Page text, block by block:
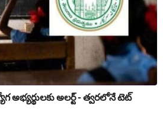
అభ్యర్థులకు అలర్ట్ - త్వరలోనే టెట్